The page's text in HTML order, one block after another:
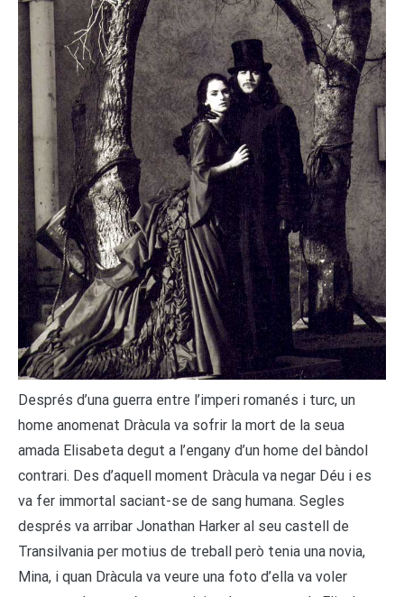
Després d’una guerra entre l’imperi romanés i turc, un
home anomenat Dràcula va sofrir la mort de la seua
amada Elisabeta degut a l’engany d’un home del bàndol
contrari. Des d’aquell moment Dràcula va negar Déu i es
va fer immortal saciant-se de sang humana. Segles
després va arribar Jonathan Harker al seu castell de
Transilvania per motius de treball però tenia una novia,
Mina, i quan Dràcula va veure una foto d’ella va voler